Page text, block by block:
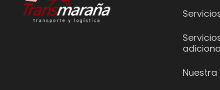
Nuestra